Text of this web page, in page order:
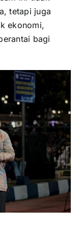
tetapi juga
ekonomi,
bagi